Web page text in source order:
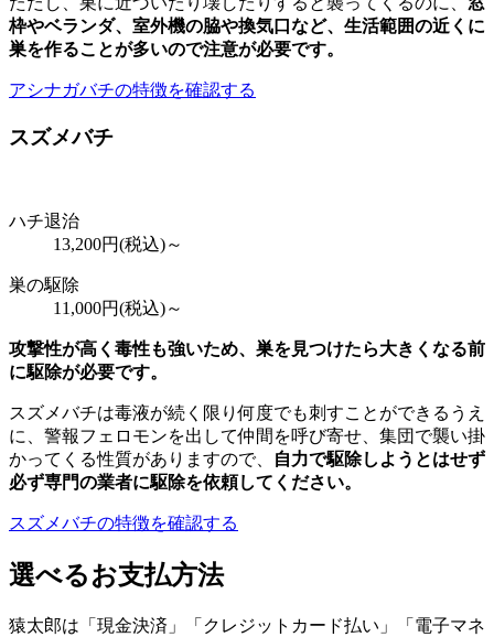
枠やベランダ、室外機の脇や換気口など、 生活範囲の近くに
巣を作ることが多いので注意が必要です。
アシナガバチの特徴を確認する
スズメバチ
ハチ退治
13,200円(税込)～
巣の駆除
11,000円(税込)～
攻撃性が高く毒性も強いため、巣を見つけたら大きくなる前
に駆除が必要です。
スズメバチは毒液が続く限り何度でも刺すことができるうえ
に、警報フェロモンを出して仲間を呼び寄せ、集団で襲い掛
かってくる性質がありますので、
自力で駆除しようとはせず
必ず専門の業者に駆除を依頼してください。
スズメバチの特徴を確認する
選べるお支払方法
猿太郎は「現金決済」「クレジットカード払い」「電子マネ